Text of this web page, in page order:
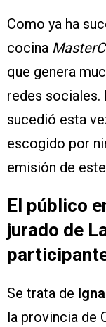
Como ya ha
cocina
que genera
redes sociales.
sucedió esta
escogido por
emisión de
El público
jurado de
Se trata de
la provincia de